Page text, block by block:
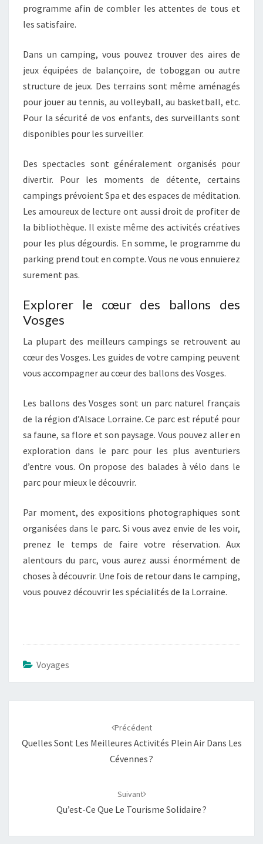
programme afin de combler les attentes de tous et
les satisfaire.
Dans un camping, vous pouvez trouver des aires de
jeux équipées de balançoire, de toboggan ou autre
structure de jeux. Des terrains sont même aménagés
pour jouer au tennis, au volleyball, au basketball, etc.
Pour la sécurité de vos enfants, des surveillants sont
disponibles pour les surveiller.
Des spectacles sont généralement organisés pour
divertir. Pour les moments de détente, certains
campings prévoient Spa et des espaces de méditation.
Les amoureux de lecture ont aussi droit de profiter de
la bibliothèque. Il existe même des activités créatives
pour les plus dégourdis. En somme, le programme du
parking prend tout en compte. Vous ne vous ennuierez
surement pas.
Explorer le cœur des ballons des
Vosges
La plupart des meilleurs campings se retrouvent au
cœur des Vosges. Les guides de votre camping peuvent
vous accompagner au cœur des ballons des Vosges.
Les ballons des Vosges sont un parc naturel français
de la région d’Alsace Lorraine. Ce parc est réputé pour
sa faune, sa flore et son paysage. Vous pouvez aller en
exploration dans le parc pour les plus aventuriers
d’entre vous. On propose des balades à vélo dans le
parc pour mieux le découvrir.
Par moment, des expositions photographiques sont
organisées dans le parc. Si vous avez envie de les voir,
prenez le temps de faire votre réservation. Aux
alentours du parc, vous aurez aussi énormément de
choses à découvrir. Une fois de retour dans le camping,
vous pouvez découvrir les spécialités de la Lorraine.
Voyages
Précédent
Quelles Sont Les Meilleures Activités Plein Air Dans Les
Cévennes ?
Suivant
Qu’est-Ce Que Le Tourisme Solidaire ?